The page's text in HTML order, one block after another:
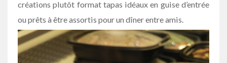
créations plutôt format tapas idéaux en guise d’entrée
ou prêts à être assortis pour un dîner entre amis.